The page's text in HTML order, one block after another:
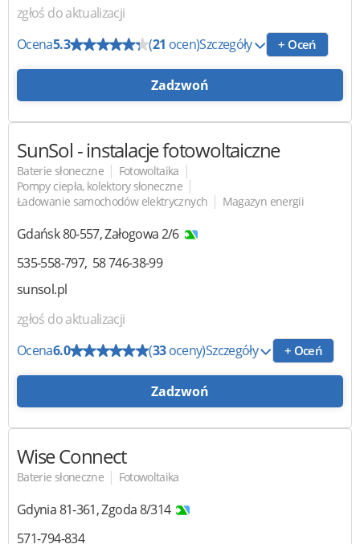
zgłoś do aktualizacji
Ocena5.3 (21 ocen)Szczegóły + Oceń
Zadzwoń
SunSol - instalacje fotowoltaiczne
Baterie słoneczne | Fotowoltaika |
Pompy ciepła, kolektory słoneczne |
Ładowanie samochodów elektrycznych | Magazyn energii
Gdańsk80-557,Załogowa 2/6
535-558-797 58 746-38-99
sunsol.pl
zgłoś do aktualizacji
Ocena6.0 (33oceny)Szczegóły + Oceń
Zadzwoń
Wise Connect
Baterie słoneczne | Fotowoltaika
Gdynia81-361,Zgoda 8/314
571-794-834